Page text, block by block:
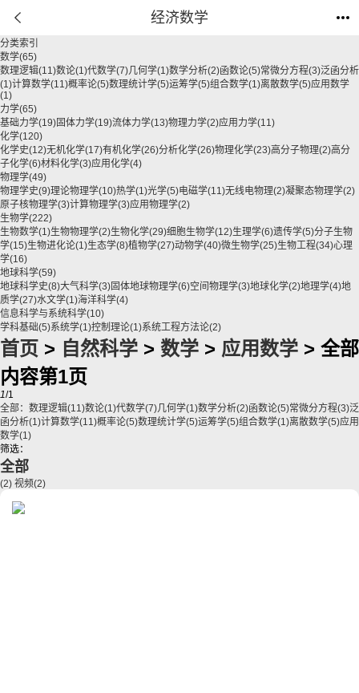
经济数学
分类索引
数学(65)
数理逻辑(11)数论(1)代数学(7)几何学(1)数学分析(2)函数论(5)常微分方程(3)泛函分析
(1)计算数学(11)概率论(5)数理统计学(5)运筹学(5)组合数学(1)离散数学(5)应用数学
(1)
力学(65)
基础力学(19)固体力学(19)流体力学(13)物理力学(2)应用力学(11)
化学(120)
化学史(12)无机化学(17)有机化学(26)分析化学(26)物理化学(23)高分子物理(2)高分
子化学(6)材料化学(3)应用化学(4)
物理学(49)
物理学史(9)理论物理学(10)热学(1)光学(5)电磁学(11)无线电物理(2)凝聚态物理学(2)
原子核物理学(3)计算物理学(3)应用物理学(2)
生物学(222)
生物数学(1)生物物理学(2)生物化学(29)细胞生物学(12)生理学(6)遗传学(5)分子生物
学(15)生物进化论(1)生态学(8)植物学(27)动物学(40)微生物学(25)生物工程(34)心理
学(16)
地球科学(59)
地球科学史(8)大气科学(3)固体地球物理学(6)空间物理学(3)地球化学(2)地理学(4)地
质学(27)水文学(1)海洋科学(4)
信息科学与系统科学(10)
学科基础(5)系统学(1)控制理论(1)系统工程方法论(2)
首页 > 自然科学 > 数学 > 应用数学 > 全部
内容第1页
1/1
全部： 数理逻辑(11)数论(1)代数学(7)几何学(1)数学分析(2)函数论(5)常微分方程(3)泛
函分析(1)计算数学(11)概率论(5)数理统计学(5)运筹学(5)组合数学(1)离散数学(5)应用
数学(1)
筛选：
全部
(2) 视频(2)